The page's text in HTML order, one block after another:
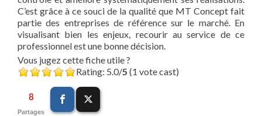
C’est grâce à ce souci de la qualité que MT Concept fait
partie des entreprises de référence sur le marché. En
visualisant bien les enjeux, recourir au service de ce
professionnel est une bonne décision.
Vous jugez cette fiche utile ?
Rating: 5.0/5 (1 vote cast)
8
Partages